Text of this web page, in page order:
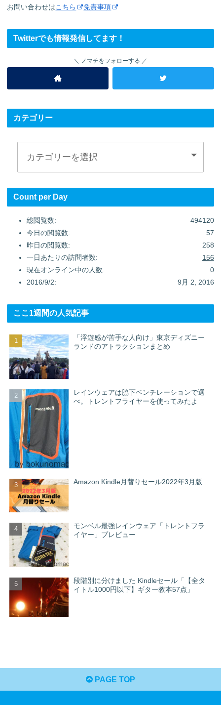
お問い合わせはこちら 免責事項
Twitterでも情報発信してます！
ノマチをフォローする
カテゴリー
Count per Day
494120
総閲覧数:
57
今日の閲覧数:
258
昨日の閲覧数:
156
一日あたりの訪問者数:
0
現在オンライン中の人数:
9月 2, 2016
2016/9/2:
ここ1週間の人気記事
「浮遊感が苦手な人向け」東京ディズニー
ランドのアトラクションまとめ
レインウェアは脇下ベンチレーションで選
べ。トレントフライヤーを使ってみたよ
Amazon Kindle月替りセール2022年3月版
モンベル最強レインウェア「トレントフラ
イヤー」プレビュー
段階別に分けました Kindleセール「【全タ
イトル1000円以下】ギター教本57点」
PAGE TOP